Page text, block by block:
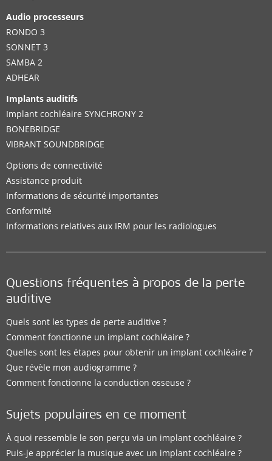
Audio processeurs
RONDO 3
SONNET 3
SAMBA 2
ADHEAR
Implants auditifs
Implant cochléaire SYNCHRONY 2
BONEBRIDGE
VIBRANT SOUNDBRIDGE
Options de connectivité
Assistance produit
Informations de sécurité importantes
Conformité
Informations relatives aux IRM pour les radiologues
Questions fréquentes à propos de la perte
auditive
Quels sont les types de perte auditive ?
Comment fonctionne un implant cochléaire ?
Quelles sont les étapes pour obtenir un implant cochléaire ?
Que révèle mon audiogramme ?
Comment fonctionne la conduction osseuse ?
Sujets populaires en ce moment
À quoi ressemble le son perçu via un implant cochléaire ?
Puis-je apprécier la musique avec un implant cochléaire ?